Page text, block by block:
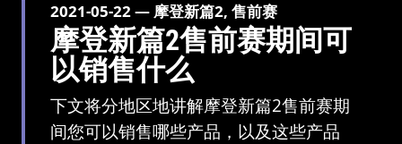
2021-05-22 — 摩登新篇2, 售前赛
摩登新篇2售前赛期间可
以销售什么
下文将分地区地讲解摩登新篇2售前赛期
间您可以销售哪些产品，以及这些产品